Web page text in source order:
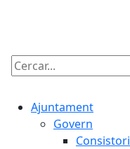
Cercar:
Ajuntament
Govern
Consistori